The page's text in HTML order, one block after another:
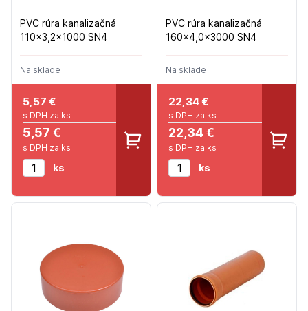
PVC rúra kanalizačná
110x3,2x1000 SN4
Na sklade
5,57 €
s DPH za ks
5,57 €
s DPH za ks
ks
PVC rúra kanalizačná
160x4,0x3000 SN4
Na sklade
22,34€
s DPH za ks
22,34 €
s DPH za ks
ks